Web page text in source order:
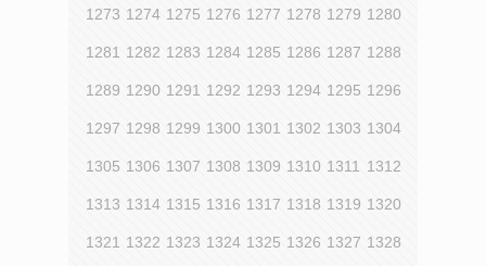
1273 1274 1275 1276 1277 1278 1279 1280
1281 1282 1283 1284 1285 1286 1287 1288
1289 1290 1291 1292 1293 1294 1295 1296
1297 1298 1299 1300 1301 1302 1303 1304
1305 1306 1307 1308 1309 1310 1311 1312
1313 1314 1315 1316 1317 1318 1319 1320
1321 1322 1323 1324 1325 1326 1327 1328